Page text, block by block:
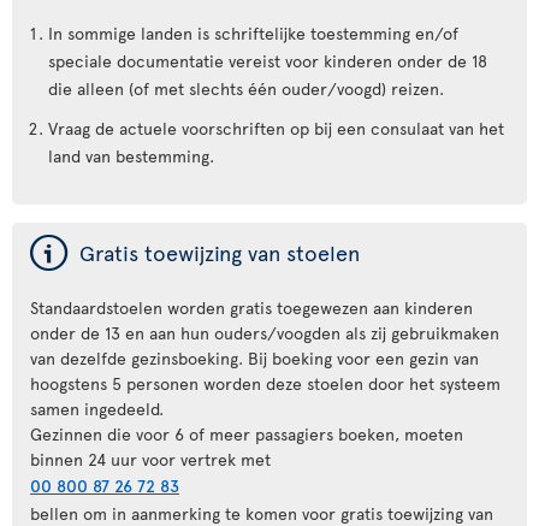
In sommige landen is schriftelijke toestemming en/of
speciale documentatie vereist voor kinderen onder de 18
die alleen (of met slechts één ouder/voogd) reizen.
Vraag de actuele voorschriften op bij een consulaat van het
land van bestemming.
ý Gratis toewijzing van stoelen
Standaardstoelen worden gratis toegewezen aan kinderen
onder de 13 en aan hun ouders/voogden als zij gebruikmaken
van dezelfde gezinsboeking. Bij boeking voor een gezin van
hoogstens 5 personen worden deze stoelen door het systeem
samen ingedeeld.
Gezinnen die voor 6 of meer passagiers boeken, moeten
binnen 24 uur voor vertrek met
00 800 87 26 72 83
bellen om in aanmerking te komen voor gratis toewijzing van